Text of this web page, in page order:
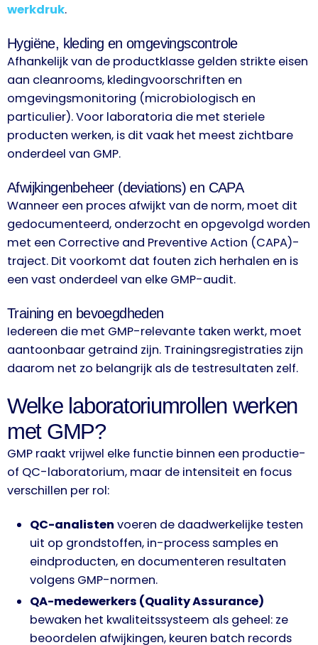
werkdruk.
Hygiëne, kleding en omgevingscontrole
Afhankelijk van de productklasse gelden strikte eisen
aan cleanrooms, kledingvoorschriften en
omgevingsmonitoring (microbiologisch en
particulier). Voor laboratoria die met steriele
producten werken, is dit vaak het meest zichtbare
onderdeel van GMP.
Afwijkingenbeheer (deviations) en CAPA
Wanneer een proces afwijkt van de norm, moet dit
gedocumenteerd, onderzocht en opgevolgd worden
met een Corrective and Preventive Action (CAPA)-
traject. Dit voorkomt dat fouten zich herhalen en is
een vast onderdeel van elke GMP-audit.
Training en bevoegdheden
Iedereen die met GMP-relevante taken werkt, moet
aantoonbaar getraind zijn. Trainingsregistraties zijn
daarom net zo belangrijk als de testresultaten zelf.
Welke laboratoriumrollen werken
met GMP?
GMP raakt vrijwel elke functie binnen een productie-
of QC-laboratorium, maar de intensiteit en focus
verschillen per rol:
QC-analisten voeren de daadwerkelijke testen
uit op grondstoffen, in-process samples en
eindproducten, en documenteren resultaten
volgens GMP-normen.
QA-medewerkers (Quality Assurance)
bewaken het kwaliteitssysteem als geheel: ze
beoordelen afwijkingen, keuren batch records